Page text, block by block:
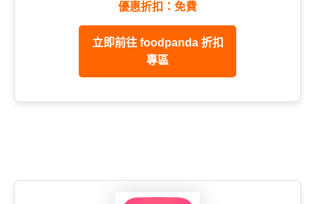
優惠折扣：免費
立即前往 foodpanda 折扣
專區